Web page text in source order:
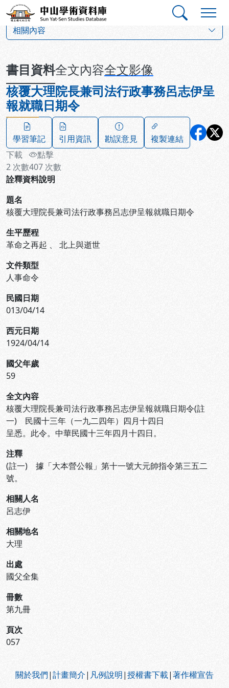
跳到主要內容
中山學術資料庫
相關內容
書目資料全文內容全文影像
核覆大理院長兼司法行政事務呂志伊呈
報就職日期令
學習筆記 引用資訊 勘誤意見
複製連結
下載
2 次數
點擊
407 次數
詮釋資料說明
題名
核覆大理院長兼司法行政事務呂志伊呈報就職日期令
生平歷程
革命之再起 、 北上與逝世
文件類型
人事命令
民國日期
013/04/14
西元日期
1924/04/14
國父年歲
59
全文內容
核覆大理院長兼司法行政事務呂志伊呈報就職日期令(註
一) 民國十三年（一九二四年）四月十四日
呈悉。此令。中華民國十三年四月十四日。
注釋
(註一) 據「大本營公報」第十一號大元帥指令第三五二
號。
相關人名
呂志伊
相關地名
大理
出處
國父全集
冊數
第九冊
頁次
057
關於我們|計畫簡介| 凡例說明|授權書下載|著作權宣告